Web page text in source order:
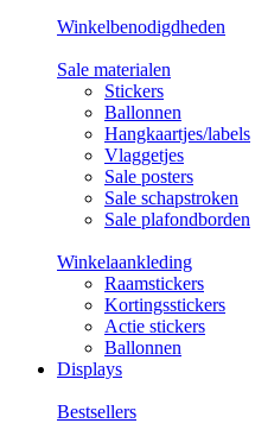
Winkelbenodigdheden
Sale materialen
Stickers
Ballonnen
Hangkaartjes/labels
Vlaggetjes
Sale posters
Sale schapstroken
Sale plafondborden
Winkelaankleding
Raamstickers
Kortingsstickers
Actie stickers
Ballonnen
Displays
Bestsellers